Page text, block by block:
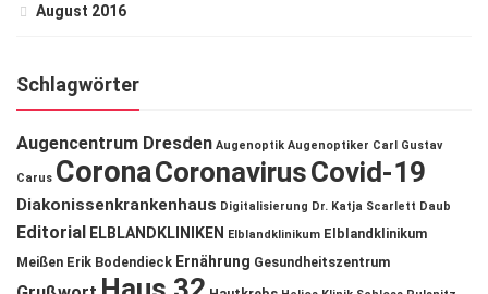
August 2016
Schlagwörter
Augencentrum Dresden Augenoptik Augenoptiker Carl Gustav
Carus CoronaCoronavirusCovid-19
Diakonissenkrankenhaus Digitalisierung Dr. Katja Scarlett Daub
Editorial ELBLANDKLINIKEN Elblandklinikum Elblandklinikum
Meißen Erik Bodendieck Ernährung Gesundheitszentrum